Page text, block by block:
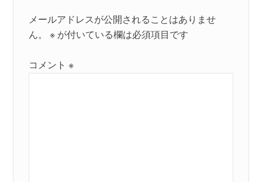
メールアドレスが公開されることはありませ
ん。
※ が付いている欄は必須項目です
コメント※